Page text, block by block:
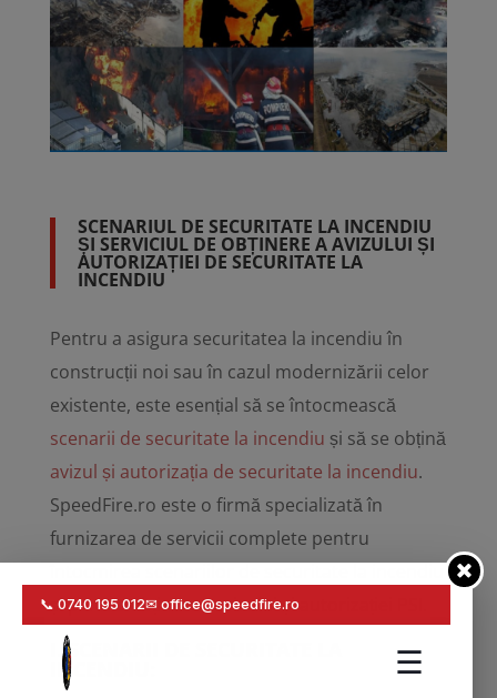
SCENARIUL DE SECURITATE LA INCENDIU
ȘI SERVICIUL DE OBȚINERE A AVIZULUI ȘI
AUTORIZAȚIEI DE SECURITATE LA
INCENDIU
Pentru a asigura securitatea la incendiu în
construcții noi sau în cazul modernizării celor
existente, este esențial să se întocmească
scenarii de securitate la incendiu și să se obțină
avizul și autorizația de securitate la incendiu.
SpeedFire.ro este o firmă specializată în
furnizarea de servicii complete pentru
și pentru obținerea avizului și autorizației PSI.
I.SCENARII DE SECURITATE LA
INCENDIU